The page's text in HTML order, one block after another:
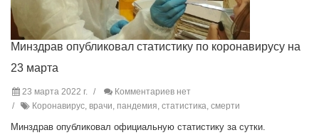
Минздрав опубликовал статистику по коронавирусу на
23 марта
23 марта 2022 г.
Комментариев нет
Коронавирус, врачи, пандемия, статистика, смерти
Минздрав опубликовал официальную статистику за сутки.